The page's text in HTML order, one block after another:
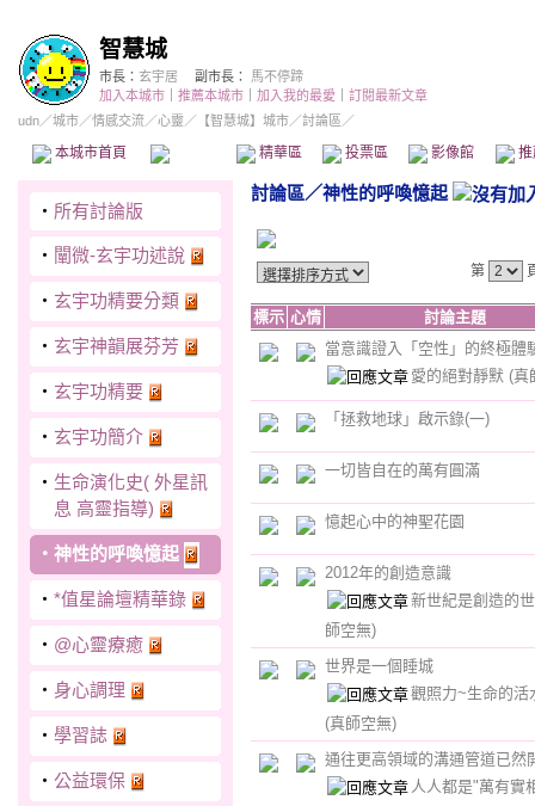
智慧城
市長： 玄宇居 副市長：
馬不停蹄
加入本城市
推薦本城市 加入我的最愛
訂閱最新文章
udn／城市／情感交流／心靈 ／ 【智慧城】城市／討論區／
本城市首頁 精華區 投票區 影像館
‧ 所有討論版
‧ 闡微-玄宇功述說
‧ 玄宇功精要分類
‧ 玄宇神韻展芬芳
‧ 玄宇功精要
‧ 玄宇功簡介
‧ 生命演化史( 外星訊
息 高靈指導)
‧ 神性的呼喚憶起
‧ *值星論壇精華錄
‧ @心靈療癒
‧ 身心調理
‧ 學習誌
‧ 公益環保
討論區／神性的呼喚憶起
第
標示 心情
討論主題
當意識證入「空性」的終極體
愛的絕對靜默 (真
「拯救地球」啟示錄(一)
一切皆自在的萬有圓滿
憶起心中的神聖花園
2012年的創造意識
新世紀是創造的
師空無)
世界是一個睡城
觀照力~生命的活
(真師空無)
通往更高領域的溝通管道已然
人人都是"萬有實